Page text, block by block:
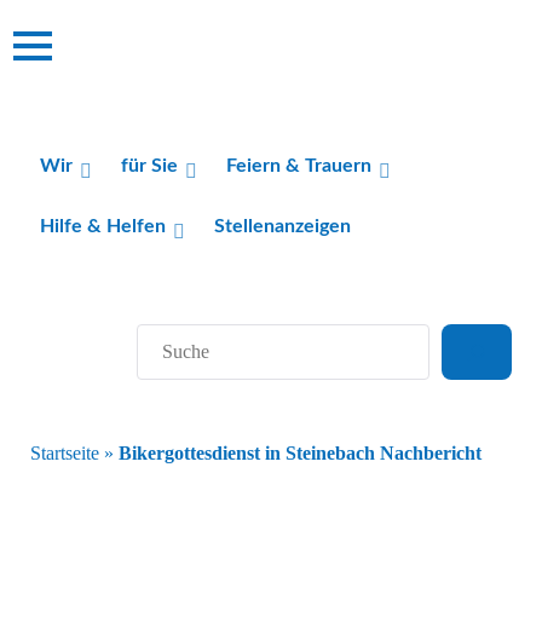
Wir für Sie Feiern & Trauern
Hilfe & Helfen Stellenanzeigen
Suchen
Startseite » Bikergottesdienst in Steinebach Nachbericht